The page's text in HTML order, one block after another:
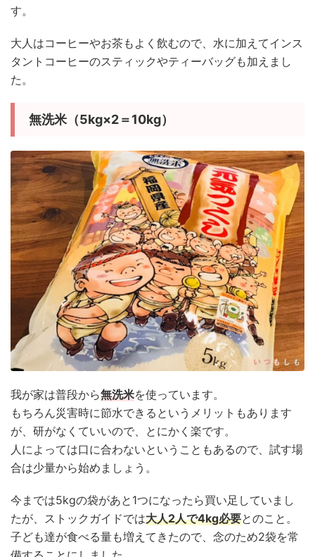
す。
大人はコーヒーやお茶もよく飲むので、水に加えてインス
タントコーヒーのスティックやティーバッグも加えまし
た。
無洗米（5kg×2＝10kg）
我が家は普段から無洗米を使っています。
もちろん災害時に節水できるというメリットもあります
が、研がなくていいので、とにかく楽です。
人によっては口に合わないということもあるので、試す場
合は少量から始めましょう。
今までは5kgの袋があと1つになったら買い足していまし
たが、ストックガイドでは大人2人で4kg必要とのこと。
子ども達が食べる量も増えてきたので、念のため2袋を常